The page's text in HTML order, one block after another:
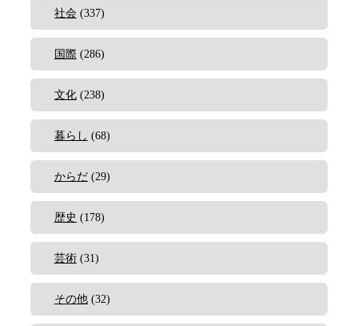
社会(337)
国際 (286)
文化(238)
暮らし (68)
からだ(29)
歴史 (178)
芸術(31)
その他(32)